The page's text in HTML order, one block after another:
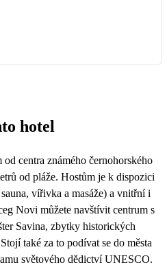
22 23 24 25
hotel
centra známého černohorského
od pláže. Hostům je k dispozici
vířivka a masáže) a vnitřní i
Novi můžete navštívit centrum s
Savina, zbytky historických
také za to podívat se do města
světového dědictví UNESCO.